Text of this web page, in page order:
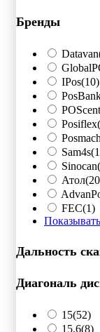
Бренды
Datavan
IPos(10)
Posiflex
Sam4s
Sinocan
Атол
FEC(1)
Дальность
Диагональ
15(52)
15,6(8)